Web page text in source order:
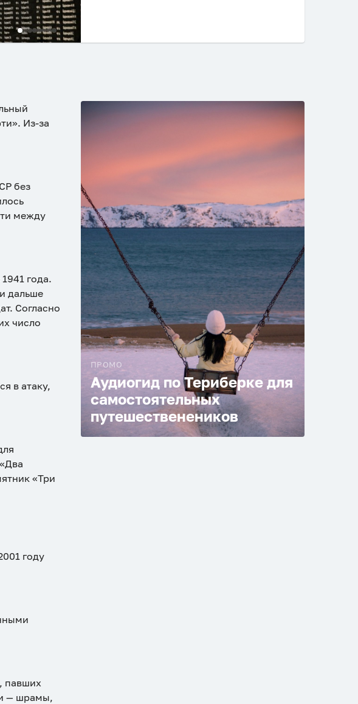
Из-за
без
между
года.
дальше
Согласно
число
в атаку,
«Три
году
павших
— шрамы,
ПРОМО
Аудиогид по Териберке для
самостоятельных
путешественеников